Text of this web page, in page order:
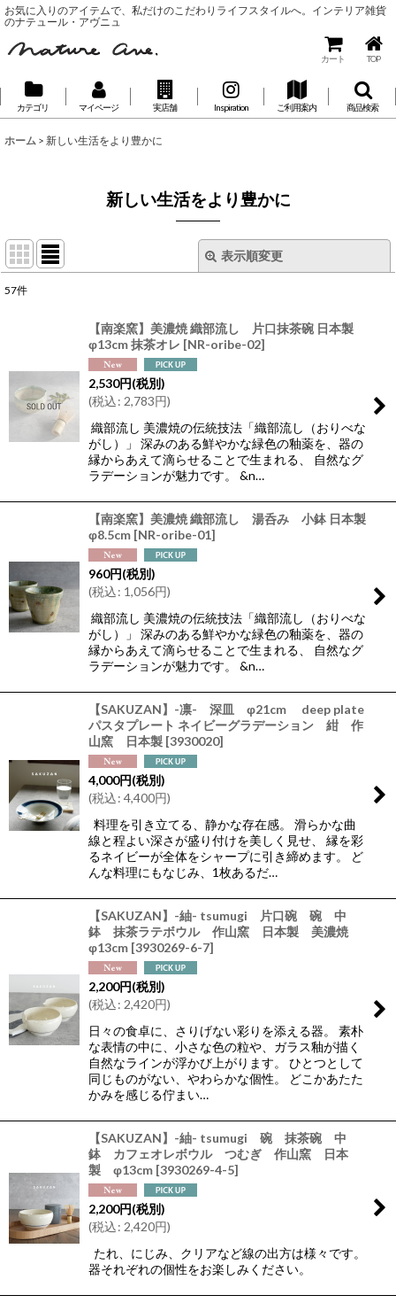
お気に入りのアイテムで、私だけのこだわりライフスタイルへ。インテリア雑貨
のナテュール・アヴニュ
カート TOP
カテゴリ マイページ 実店舗 Inspiration ご利用案内 商品検索
ホーム > 新しい生活をより豊かに
新しい生活をより豊かに
表示順変更
57件
【南楽窯】美濃焼 織部流し 片口抹茶碗 日本製
φ13cm 抹茶オレ [NR-oribe-02]
2,530円(税別)
(税込: 2,783円)
織部流し 美濃焼の伝統技法「織部流し（おりべな
がし）」 深みのある鮮やかな緑色の釉薬を、器の
縁からあえて滴らせることで生まれる、 自然なグ
ラデーションが魅力です。 &n…
【南楽窯】美濃焼 織部流し 湯呑み 小鉢 日本製
φ8.5cm [NR-oribe-01]
960円(税別)
(税込: 1,056円)
織部流し 美濃焼の伝統技法「織部流し（おりべな
がし）」 深みのある鮮やかな緑色の釉薬を、器の
縁からあえて滴らせることで生まれる、 自然なグ
ラデーションが魅力です。 &n…
【SAKUZAN】-凛- 深皿 φ21cm deep plate
パスタプレート ネイビーグラデーション 紺 作
山窯 日本製 [3930020]
4,000円(税別)
(税込: 4,400円)
料理を引き立てる、静かな存在感。 滑らかな曲
線と程よい深さが盛り付けを美しく見せ、 縁を彩
るネイビーが全体をシャープに引き締めます。 ど
んな料理にもなじみ、1枚あるだ…
【SAKUZAN】-紬- tsumugi 片口碗 碗 中
鉢 抹茶ラテボウル 作山窯 日本製 美濃焼
φ13cm [3930269-6-7]
2,200円(税別)
(税込: 2,420円)
日々の食卓に、さりげない彩りを添える器。 素朴
な表情の中に、小さな色の粒や、ガラス釉が描く
自然なラインが浮かび上がります。 ひとつとして
同じものがない、やわらかな個性。 どこかあたた
かみを感じる佇まい…
【SAKUZAN】-紬- tsumugi 碗 抹茶碗 中
鉢 カフェオレボウル つむぎ 作山窯 日本
製 φ13cm [3930269-4-5]
2,200円(税別)
(税込: 2,420円)
たれ、にじみ、クリアなど線の出方は様々です。
器それぞれの個性をお楽しみください。